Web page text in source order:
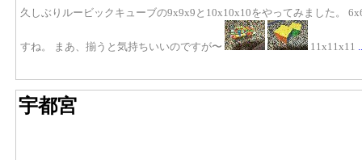
久しぶりルービックキューブの9x9x9と10x10x10をやってみました。
すね。 まあ、揃うと気持ちいいのですが〜 11x11x11
宇都宮